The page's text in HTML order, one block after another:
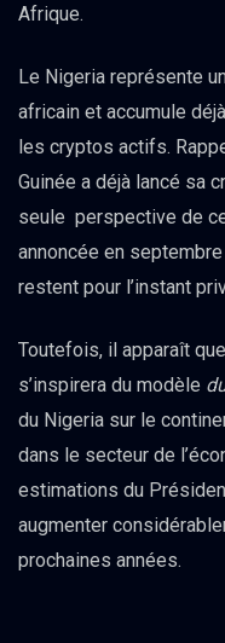
Afrique.
Le Nigeria représente
africain et accumule
les cryptos actifs.
Guinée a déjà lancé sa
seule perspective de
annoncée en
restent pour l’instant
Toutefois, il apparaît
s’inspirera du modèle
du Nigeria sur le
dans le secteur de
estimations du
augmenter
prochaines années.